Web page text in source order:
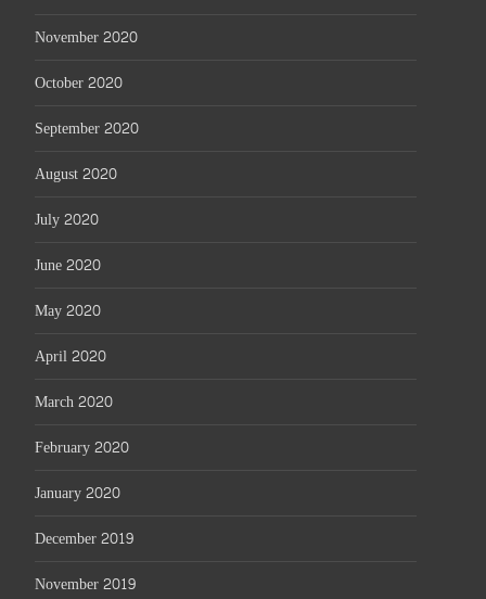
November 2020
October 2020
September 2020
August 2020
July 2020
June 2020
May 2020
April 2020
March 2020
February 2020
January 2020
December 2019
November 2019